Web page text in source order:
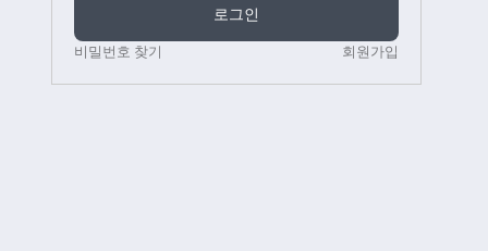
로그인
비밀번호 찾기 회원가입